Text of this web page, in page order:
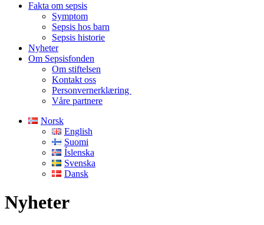
Fakta om sepsis
Symptom
Sepsis hos barn
Sepsis historie
Nyheter
Om Sepsisfonden
Om stiftelsen
Kontakt oss
Personvernerklæring
Våre partnere
Norsk
English
Suomi
Íslenska
Svenska
Dansk
Nyheter